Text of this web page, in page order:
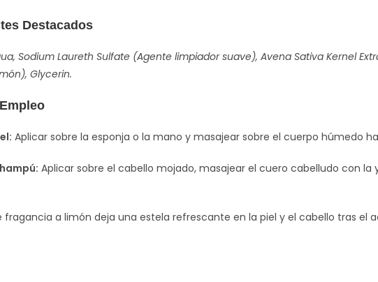
Destacados
Sodium Laureth Sulfate (Agente limpiador suave), Avena Sativa Kernel
Glycerin.
Aplicar sobre la esponja o la mano y masajear sobre el cuerpo húmedo
Aplicar sobre el cabello mojado, masajear el cuero cabelludo con
fragancia a limón deja una estela refrescante en la piel y el cabello tras el